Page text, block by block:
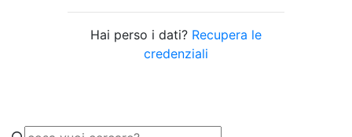
Hai perso i dati? Recupera le
credenziali